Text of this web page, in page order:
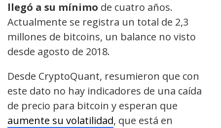
llegó a su mínimo de cuatro años.
Actualmente se registra un total de 2,3
millones de bitcoins, un balance no visto
desde agosto de 2018.
Desde CryptoQuant, resumieron que con
este dato no hay indicadores de una caída
de precio para bitcoin y esperan que
aumente su volatilidad, que está en